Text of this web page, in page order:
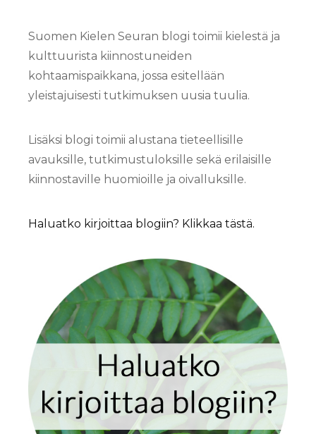
Suomen Kielen Seuran blogi toimii kielestä ja
kulttuurista kiinnostuneiden
kohtaamispaikkana, jossa esitellään
yleistajuisesti tutkimuksen uusia tuulia.
Lisäksi blogi toimii alustana tieteellisille
avauksille, tutkimustuloksille sekä erilaisille
kiinnostaville huomioille ja oivalluksille.
Haluatko kirjoittaa blogiin? Klikkaa tästä.